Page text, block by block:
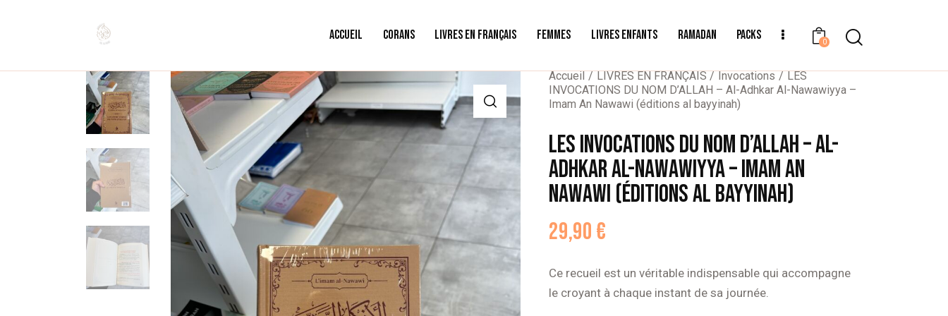
ACCUEIL CORANS LIVRES EN FRANÇAIS FEMMES LIVRES ENFANTS RAMADAN PACKS 0
Accueil LIVRES EN FRANÇAIS Invocations
LES
INVOCATIONS DU NOM D’ALLAH – Al-Adhkar Al-Nawawiyya –
Imam An Nawawi (éditions al bayyinah)
LES INVOCATIONS DU NOM D’ALLAH – AL-
ADHKAR AL-NAWAWIYYA – IMAM AN
NAWAWI (ÉDITIONS AL BAYYINAH)
29,90€
Ce recueil est un véritable indispensable qui accompagne
le croyant à chaque instant de sa journée.